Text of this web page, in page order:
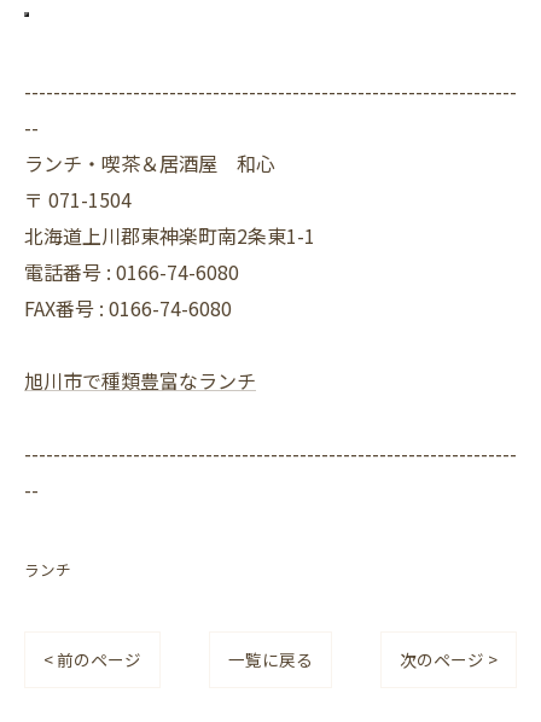
--------------------------------------------------------------------
--
ランチ・喫茶＆居酒屋 和心
〒 071-1504
北海道上川郡東神楽町南2条東1-1
電話番号 : 0166-74-6080
FAX番号 : 0166-74-6080
旭川市で種類豊富なランチ
--------------------------------------------------------------------
--
ランチ
< 前のページ 一覧に戻る 次のページ >